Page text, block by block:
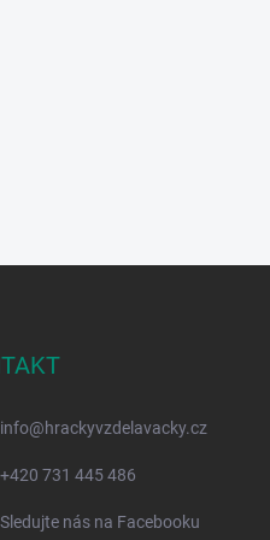
info@hrackyvzdelavacky.cz
+420 731 445 486
Sledujte nás na Facebooku